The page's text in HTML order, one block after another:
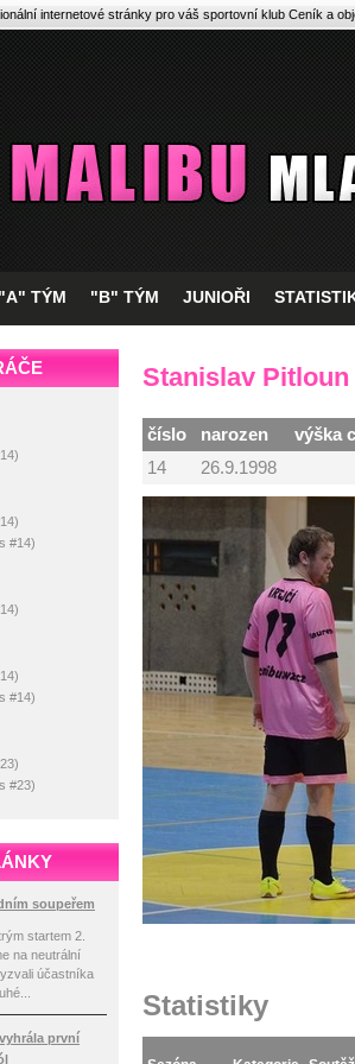
internetové stránky pro váš sportovní klub Ceník a
"A" TÝM "B" TÝM JUNIOŘI
Stanislav Pitloun
číslo narozen výška
14
26.9.1998
Statistiky
#14)
#14)
#23)
soupeřem
startem 2.
na neutrální
účastníka
první